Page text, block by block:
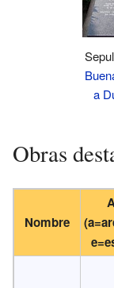
a
Obras
Nombre